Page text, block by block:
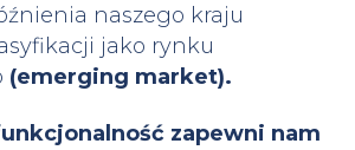
naszego kraju
jako rynku
(emerging market).
zapewni nam